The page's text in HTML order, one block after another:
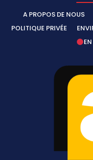
A PROPOS DE NOUS
POLITIQUE PRIVÉE